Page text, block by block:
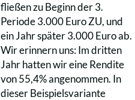
fließen zu Beginn der 3.
Periode 3.000 Euro ZU, und
ein Jahr später 3.000 Euro ab.
Wir erinnern uns: Im dritten
Jahr hatten wir eine Rendite
von 55,4% angenommen. In
dieser Beispielsvariante